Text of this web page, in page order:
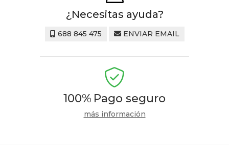
¿Necesitas ayuda?
688 845 475 ENVIAR EMAIL
100% Pago seguro
más información